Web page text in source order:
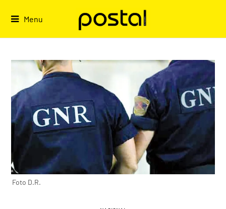
Menu
Foto D.R.